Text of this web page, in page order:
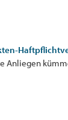
Anliegen